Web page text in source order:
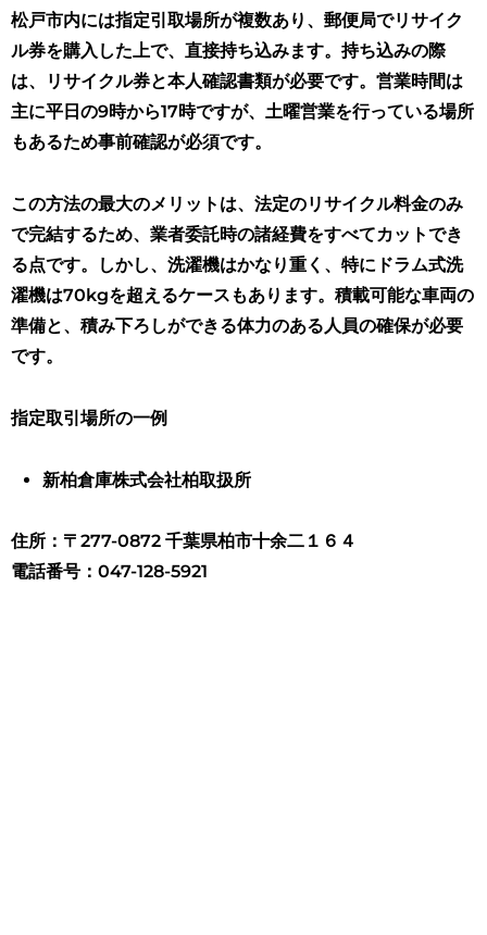
松戸市内には指定引取場所が複数あり、郵便局でリサイク
ル券を購入した上で、直接持ち込みます。持ち込みの際
は、リサイクル券と本人確認書類が必要です。営業時間は
主に平日の9時から17時ですが、土曜営業を行っている場所
もあるため事前確認が必須です。
この方法の最大のメリットは、法定のリサイクル料金のみ
で完結するため、業者委託時の諸経費をすべてカットでき
る点です。しかし、洗濯機はかなり重く、特にドラム式洗
濯機は70kgを超えるケースもあります。積載可能な車両の
準備と、積み下ろしができる体力のある人員の確保が必要
です。
指定取引場所の一例
新柏倉庫株式会社柏取扱所
住所：〒277-0872 千葉県柏市十余二１６４
電話番号：047-128-5921